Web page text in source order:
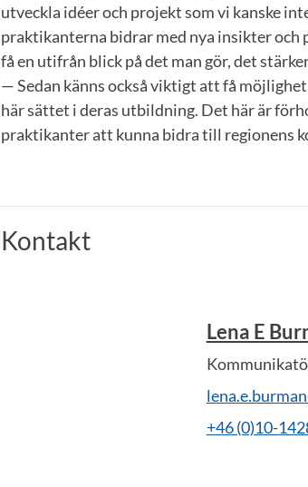
utveckla idéer och projekt som vi kanske
praktikanterna bidrar med nya insikter
få en utifrån blick på det man gör, det
— Sedan känns också viktigt att få
här sättet i deras utbildning. Det här är
praktikanter att kunna bidra till regionens
Kontakt
Lena E
+46 (0)10-